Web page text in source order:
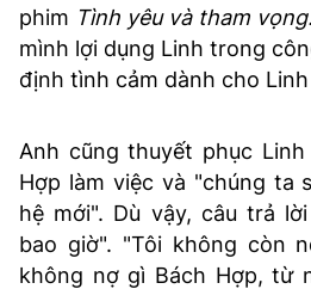
phim Tình yêu và tham vọng.
mình lợi dụng Linh trong
định tình cảm dành cho
Anh cũng thuyết phục Linh
Hợp làm việc và "chúng ta
hệ mới". Dù vậy, câu trả
bao giờ". "Tôi không còn
không nợ gì Bách Hợp, từ